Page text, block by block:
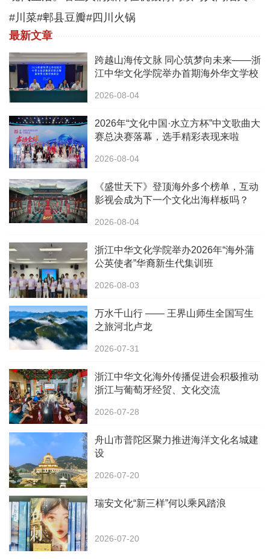
#川菜#郫县豆瓣#四川火锅
最新文章
跨越山海传文脉 同心筑梦向未来——浙
江中华文化学院举办首期海外华文学校
2026-08-04
2026年“文化中国·水立方杯”中文歌曲大
赛总决赛落幕，选手精彩表现来啦
2026-08-04
《盛世天下》登顶海外多个榜单，互动
影视会成为下一个文化出海样板吗？
2026-08-04
浙江中华文化学院举办2026年“海外蒲
公英使者”华裔新生代集训班
2026-08-03
万水千山行 —— 王界山师生全国写生
之旅河北卢龙
2026-07-31
浙江中华文化海外传播促进会积极推动
浙江与葡萄牙经贸、文化交流
2026-07-28
舟山市普陀区聚力推进海洋文化名城建
设
2026-07-20
瑞安文化“新三样”何以乘风踏浪
2026-07-20